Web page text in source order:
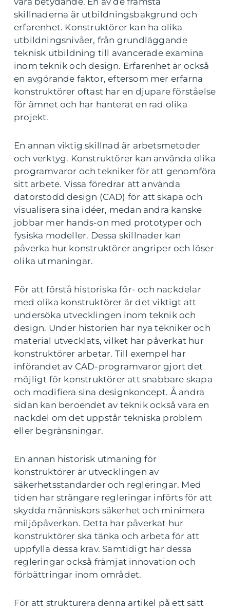
skillnaderna är utbildningsbakgrund och
erfarenhet. Konstruktörer kan ha olika
utbildningsnivåer, från grundläggande
teknisk utbildning till avancerade examina
inom teknik och design. Erfarenhet är också
en avgörande faktor, eftersom mer erfarna
konstruktörer oftast har en djupare förståelse
för ämnet och har hanterat en rad olika
projekt.
En annan viktig skillnad är arbetsmetoder
och verktyg. Konstruktörer kan använda olika
programvaror och tekniker för att genomföra
sitt arbete. Vissa föredrar att använda
datorstödd design (CAD) för att skapa och
visualisera sina idéer, medan andra kanske
jobbar mer hands-on med prototyper och
fysiska modeller. Dessa skillnader kan
påverka hur konstruktörer angriper och löser
olika utmaningar.
För att förstå historiska för- och nackdelar
med olika konstruktörer är det viktigt att
undersöka utvecklingen inom teknik och
design. Under historien har nya tekniker och
material utvecklats, vilket har påverkat hur
konstruktörer arbetar. Till exempel har
införandet av CAD-programvaror gjort det
möjligt för konstruktörer att snabbare skapa
och modifiera sina designkoncept. Å andra
sidan kan beroendet av teknik också vara en
nackdel om det uppstår tekniska problem
eller begränsningar.
En annan historisk utmaning för
konstruktörer är utvecklingen av
säkerhetsstandarder och regleringar. Med
tiden har strängare regleringar införts för att
skydda människors säkerhet och minimera
miljöpåverkan. Detta har påverkat hur
konstruktörer ska tänka och arbeta för att
uppfylla dessa krav. Samtidigt har dessa
regleringar också främjat innovation och
förbättringar inom området.
För att strukturera denna artikel på ett sätt